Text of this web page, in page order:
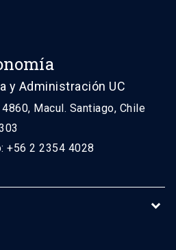
y Administración UC
Macul. Santiago, Chile
+56 2 2354 4028